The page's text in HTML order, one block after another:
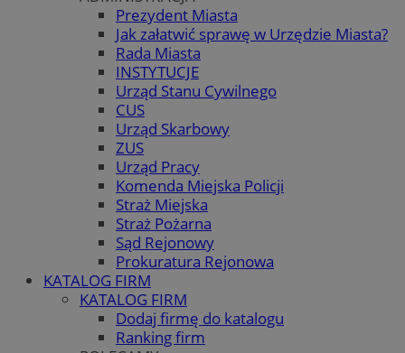
Prezydent Miasta
Jak załatwić sprawę w Urzędzie Miasta?
Rada Miasta
INSTYTUCJE
Urząd Stanu Cywilnego
CUS
Urząd Skarbowy
ZUS
Urząd Pracy
Komenda Miejska Policji
Straż Miejska
Straż Pożarna
Sąd Rejonowy
Prokuratura Rejonowa
KATALOG FIRM
KATALOG FIRM
Dodaj firmę do katalogu
Ranking firm